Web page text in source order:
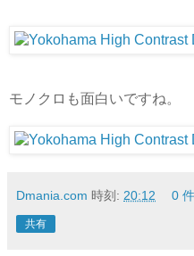
モノクロも面白いですね。
Dmania.com 時刻: 20:12 0
共有